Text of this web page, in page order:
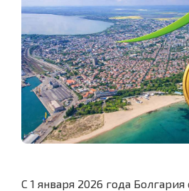
С 1 января 2026 года